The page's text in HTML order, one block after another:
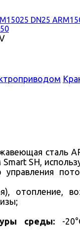
DN25
сталь
SH,
управления
отопление,
среды: -